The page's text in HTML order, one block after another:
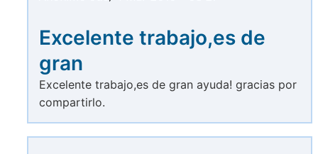
Excelente trabajo,es de
gran
Excelente trabajo,es de gran ayuda! gracias por
compartirlo.